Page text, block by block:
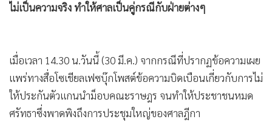
• วิทยาศาสตร์
หุ้น
• อินโดจีน
• กองทุนรวม
Celeb Online
ไม่เป็นความจริง ทำให้ศาลเป็นคู่กรณีกับฝ่ายต่างๆ
เมื่อเวลา 14.30 น.วันนี้ (30 มี.ค.) จากกรณีที่ปรากฏข้อความเผย
แพร่ทางสื่อโซเชียลเฟซบุ๊กโพสต์ข้อความบิดเบือนเกี่ยวกับการไม่
ให้ประกันตัวแกนนำม็อบคณะราษฎร จนทำให้ประชาชนหมด
ศรัทธาซึ่งพาดพิงถึงการประชุมใหญ่ของศาลฎีกา